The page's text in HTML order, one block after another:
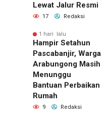
Lewat Jalur Resmi
17 Redaksi
1 hari lalu
Hampir Setahun
Pascabanjir, Warga
Arabungong Masih
Menunggu
Bantuan Perbaikan
Rumah
9 Redaksi